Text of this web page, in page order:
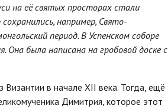
на её святых просторах стали
например, Свято-
период. В Успенском соборе
Она была написана на гробовой доске с
Византии в начале XII века. Тогда, ещё
Димитрия, которое этот